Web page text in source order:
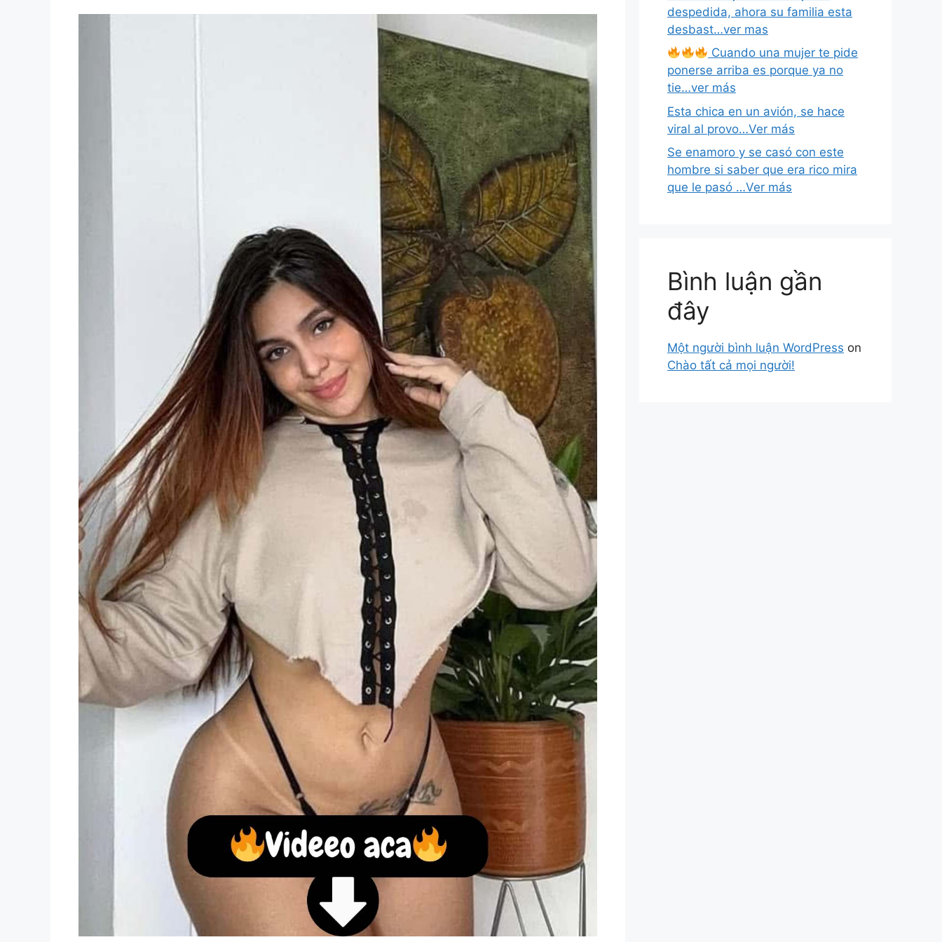
despedida, ahora su familia esta
desbast…ver mas
Cuando una mujer te pide
ponerse arriba es porque ya no
tie…ver más
Esta chica en un avión, se hace
viral al provo…Ver más
Se enamoro y se casó con este
hombre si saber que era rico mira
que le pasó …Ver más
Bình luận gần
đây
Một người bình luận WordPress on
Chào tất cả mọi người!